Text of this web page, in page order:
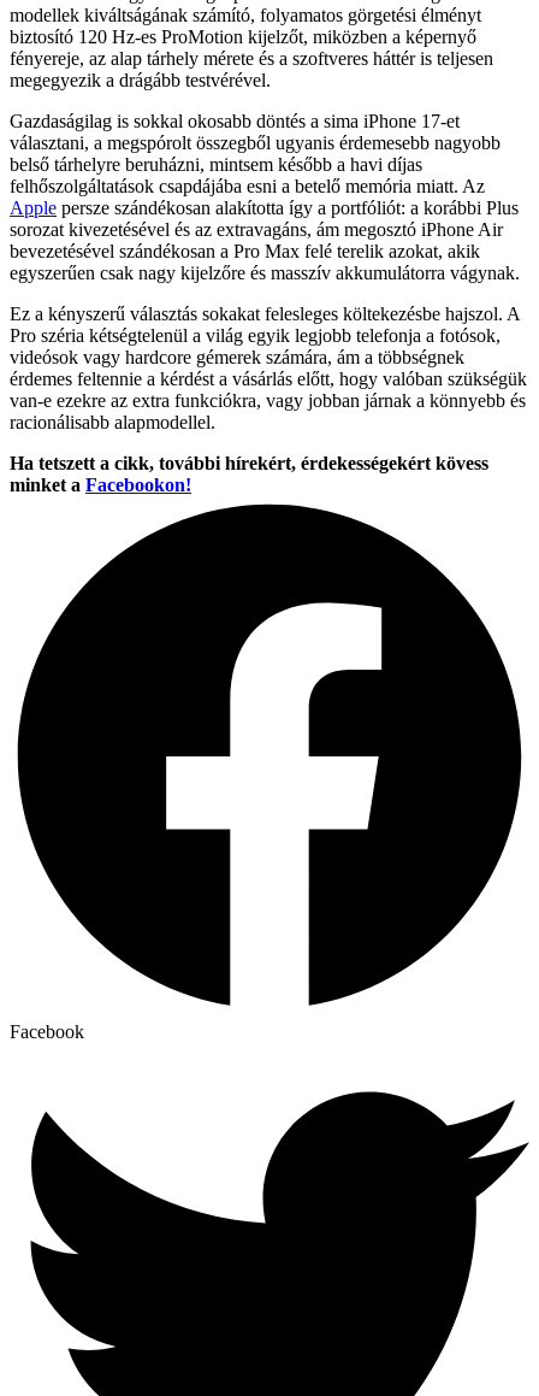
modellek kiváltságának számító, folyamatos görgetési élményt
biztosító 120 Hz-es ProMotion kijelzőt, miközben a képernyő
fényereje, az alap tárhely mérete és a szoftveres háttér is teljesen
megegyezik a drágább testvérével.
Gazdaságilag is sokkal okosabb döntés a sima iPhone 17-et
választani, a megspórolt összegből ugyanis érdemesebb nagyobb
belső tárhelyre beruházni, mintsem később a havi díjas
felhőszolgáltatások csapdájába esni a betelő memória miatt. Az
Apple persze szándékosan alakította így a portfóliót: a korábbi Plus
sorozat kivezetésével és az extravagáns, ám megosztó iPhone Air
bevezetésével szándékosan a Pro Max felé terelik azokat, akik
egyszerűen csak nagy kijelzőre és masszív akkumulátorra vágynak.
Ez a kényszerű választás sokakat felesleges költekezésbe hajszol. A
Pro széria kétségtelenül a világ egyik legjobb telefonja a fotósok,
videósok vagy hardcore gémerek számára, ám a többségnek
érdemes feltennie a kérdést a vásárlás előtt, hogy valóban szükségük
van-e ezekre az extra funkciókra, vagy jobban járnak a könnyebb és
racionálisabb alapmodellel.
Ha tetszett a cikk, további hírekért, érdekességekért kövess
minket a Facebookon!
Facebook